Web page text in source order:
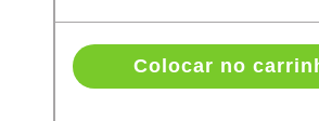
Colocar no